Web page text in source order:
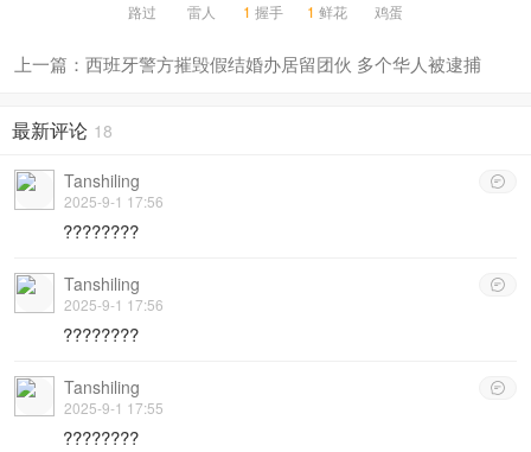
路过 雷人 1 握手 1 鲜花 鸡蛋
上一篇：西班牙警方摧毁假结婚办居留团伙 多个华人被逮捕
最新评论 18

Tanshiling
2025-9-1 17:56
????????

Tanshiling
2025-9-1 17:56
????????

Tanshiling
2025-9-1 17:55
????????